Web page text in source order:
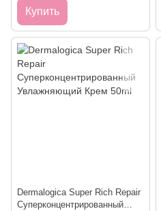
морщин
Купить
Dermalogica Super Rich Repair
Суперконцентрированный